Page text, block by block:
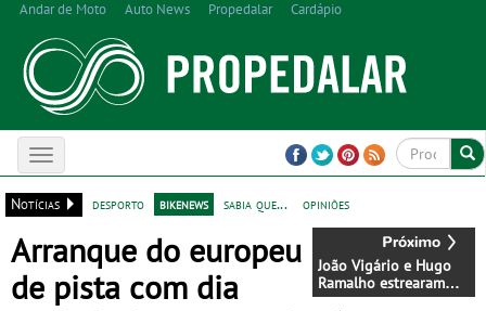
Andar de Moto Auto News Propedalar Cardápio
Toggle
navigation
Notícias
desporto bikenews sabia que... opiniões
João Vigário e Hugo
Ramalho estrearam
por Portugal a
Arranque do europeu
de pista com dia